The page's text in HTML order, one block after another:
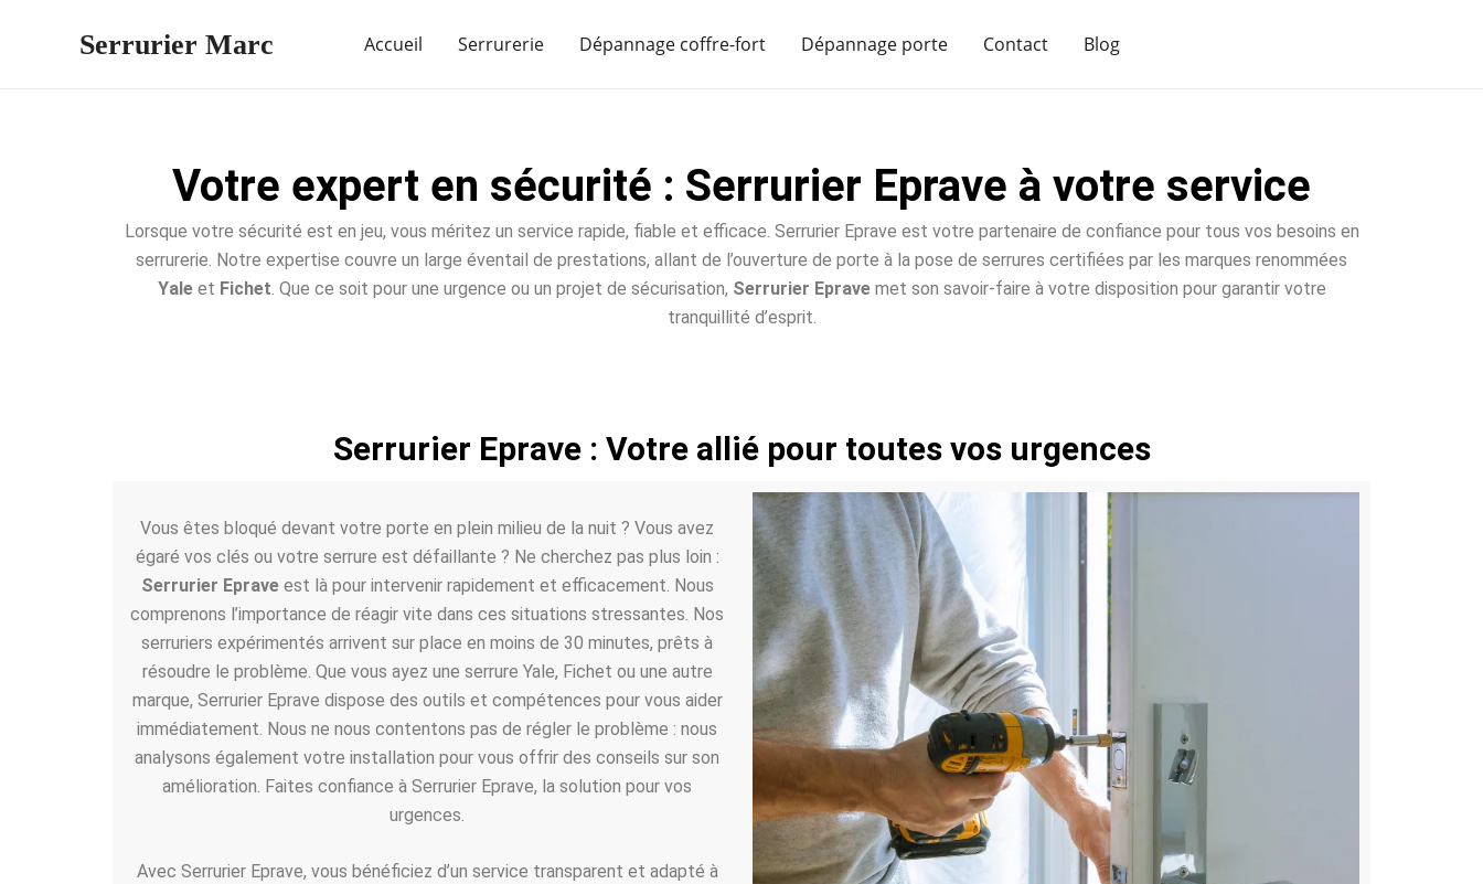
Serrurier Marc Accueil Serrurerie Dépannage coffre-fort Dépannage porte Contact Blog
Votre expert en sécurité : Serrurier Eprave à votre service
Lorsque votre sécurité est en jeu, vous méritez un service rapide, fiable et efficace. Serrurier Eprave est votre partenaire de confiance pour tous vos besoins en
serrurerie. Notre expertise couvre un large éventail de prestations, allant de l’ouverture de porte à la pose de serrures certifiées par les marques renommées
Yaleet Fichet. Que ce soit pour une urgence ou un projet de sécurisation, Serrurier Epravemet son savoir-faire à votre disposition pour garantir votre
tranquillité d’esprit.
Serrurier Eprave : Votre allié pour toutes vos urgences
Vous êtes bloqué devant votre porte en plein milieu de la nuit ? Vous avez
égaré vos clés ou votre serrure est défaillante ? Ne cherchez pas plus loin :
Serrurier Epraveest là pour intervenir rapidement et efficacement. Nous
comprenons l’importance de réagir vite dans ces situations stressantes. Nos
serruriers expérimentés arrivent sur place en moins de 30 minutes, prêts à
résoudre le problème. Que vous ayez une serrure Yale, Fichet ou une autre
marque, Serrurier Eprave dispose des outils et compétences pour vous aider
immédiatement. Nous ne nous contentons pas de régler le problème : nous
analysons également votre installation pour vous offrir des conseils sur son
amélioration. Faites confiance à Serrurier Eprave, la solution pour vos
urgences.
Avec Serrurier Eprave, vous bénéficiez d’un service transparent et adapté à